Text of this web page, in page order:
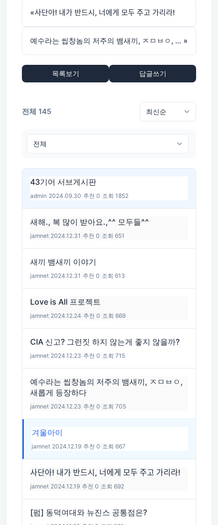
«사단아! 내가 반드시, 너에게 모두 주고 가리라!
예수라는 씹창놈의 저주의 뱀새끼, ㅈㅁㅂㅇ, 새롭게 등장하다 »
목록보기 답글쓰기
전체 145
43기어 서브게시판
admin 2024.09.30 추천 0 조회 1852
새해., 복 많이 받아요.,^^ 모두들^^
jamnet 2024.12.31 추천 0 조회 651
새끼 뱀새끼 이야기
jamnet 2024.12.31 추천 0 조회 613
Love is All 프로젝트
jamnet 2024.12.24 추천 0 조회 669
CIA 신고? 그런짓 하지 않는게 좋지 않을까?
jamnet 2024.12.23 추천 0 조회 715
예수라는 씹창놈의 저주의 뱀새끼, ㅈㅁㅂㅇ,
새롭게 등장하다
jamnet 2024.12.23 추천 0 조회 705
겨울아이
jamnet 2024.12.19 추천 0 조회 667
사단아! 내가 반드시, 너에게 모두 주고 가리라!
jamnet 2024.12.19 추천 0 조회 692
[펌] 동덕여대와 뉴진스 공통점은?